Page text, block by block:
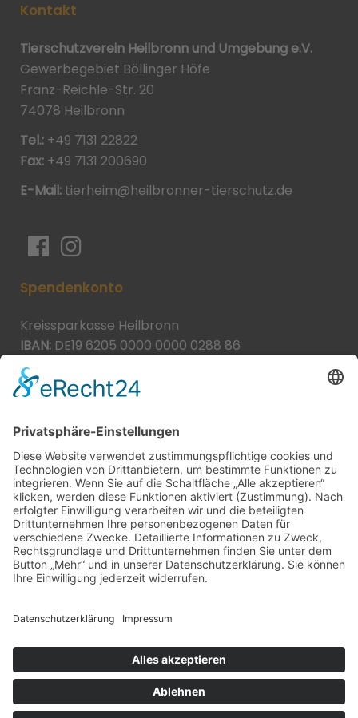
Kontakt
Tierschutzverein Heilbronn und Umgebung e.V.
Gewerbegebiet Böllinger Höfe
Franz-Reichle-Str. 20
74078 Heilbronn
Tel.: +49 7131 22822
Fax: +49 7131 200690
E-Mail: tierheim@heilbronner-tierschutz.de
Spendenkonto
Kreissparkasse Heilbronn
IBAN: DE19 6205 0000 0000 0288 86
BIC:
Spende direkt via PayPal
JETZT SPENDEN
paypal@heilbronner-tierschutz.de
© 2021Systemhaus JOAM
Datenschutzerklärung